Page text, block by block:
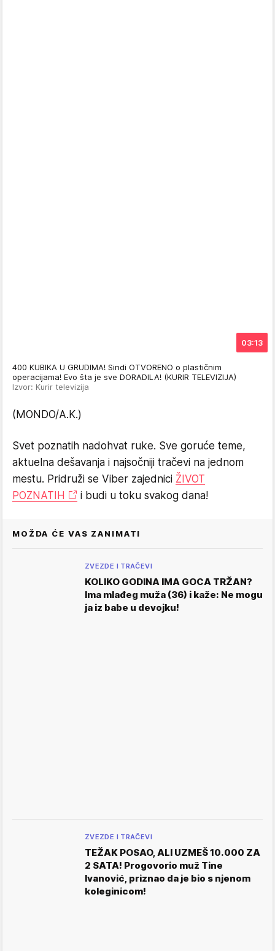
03:13
400 KUBIKA U GRUDIMA! Sindi OTVORENO o plastičnim
operacijama! Evo šta je sve DORADILA! (KURIR TELEVIZIJA)
Izvor: Kurir televizija
(MONDO/A.K.)
Svet poznatih nadohvat ruke. Sve goruće teme,
aktuelna dešavanja i najsočniji tračevi na jednom
mestu. Pridruži se Viber zajednici ŽIVOT
POZNATIH
i budi u toku svakog dana!
MOŽDA ĆE VAS ZANIMATI
ZVEZDE I TRAČEVI
KOLIKO GODINA IMA GOCA TRŽAN?
Ima mlađeg muža (36) i kaže: Ne mogu
ja iz babe u devojku!
ZVEZDE I TRAČEVI
TEŽAK POSAO, ALI UZMEŠ 10.000 ZA
2 SATA! Progovorio muž Tine
Ivanović, priznao da je bio s njenom
koleginicom!